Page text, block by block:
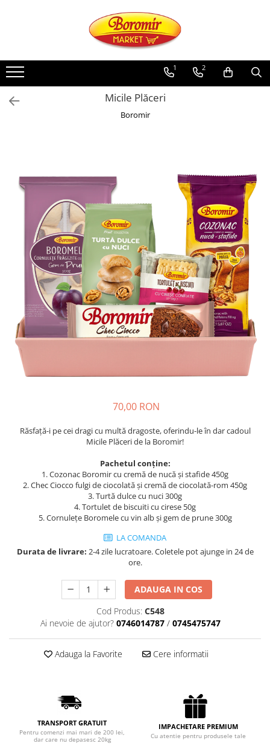
Noutati
Produse de post
Cozonac
Cozonac Traditional
Cozonac Casa Boromir
Cozonac Pricomigdala
Cozonac Magnum
Cozonac Vegan (de post)
Cozonac Collection
Cozo-Bun
Cozonac Cadou
Cozonac cu Unt
Cozonac Royal
Cozonac Mos Craciun
Cozonac Duofino
Cozonac Imperial
Fursecuri
Prajituri artizanale
Fursecuri cu unt
Chec cu iaurt
Chec Glasat
Prajituri Fabrica de Amandine
Prajituri nuci
Prajitura ingerilor
Prajituri cafea
Prajituri de Craciun
Torturi ambalate
Chec mini
1 2
Micile Plăceri
Boromir
70,00 RON
Răsfață-i pe cei dragi cu multă dragoste, oferindu-le în dar cadoul
Micile Plăceri de la Boromir!
Pachetul conține:
1. Cozonac Boromir cu cremă de nucă și stafide 450g
2. Chec Ciocco fulgi de ciocolată și cremă de ciocolată-rom 450g
3. Turtă dulce cu nuci 300g
4. Tortulet de biscuiti cu cirese 50g
5. Cornulețe Boromele cu vin alb și gem de prune 300g
LA COMANDA
Durata de livrare: 2-4 zile lucratoare. Coletele pot ajunge in 24 de
ore.
ADAUGA IN COS
Cod Produs: C548
Ai nevoie de ajutor? 0746014787 / 0745475747
Adauga la Favorite Cere informatii
TRANSPORT GRATUIT
Pentru comenzi mai mari de 200 lei,
dar care nu depasesc 20kg
IMPACHETARE PREMIUM
Cu atentie pentru produsele tale